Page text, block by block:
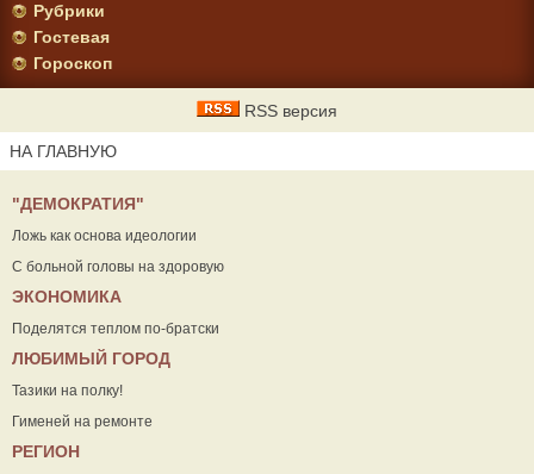
Рубрики
Гостевая
Гороскоп
RSS версия
НА ГЛАВНУЮ
"ДЕМОКРАТИЯ"
Ложь как основа идеологии
С больной головы на здоровую
ЭКОНОМИКА
Поделятся теплом по-братски
ЛЮБИМЫЙ ГОРОД
Тазики на полку!
Гименей на ремонте
РЕГИОН